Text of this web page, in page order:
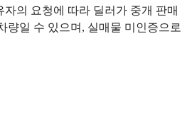
의 요청에 따라 딜러가 중개 판매
량일 수 있으며, 실매물 미인증으로